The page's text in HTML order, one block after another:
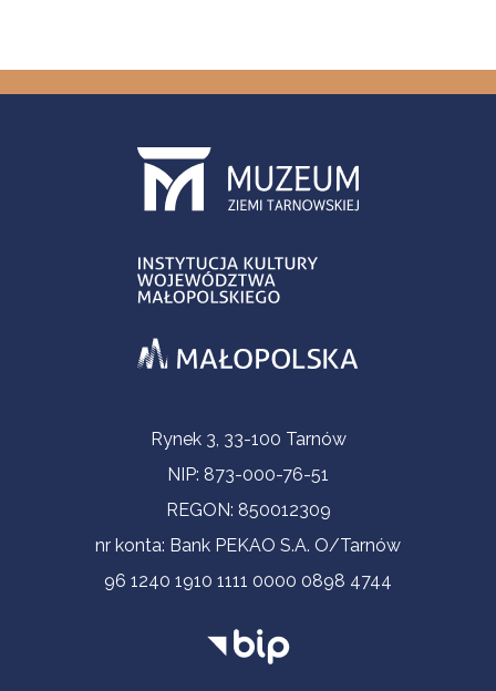
Informacje kontaktoweRynek 3, 33-100 Tarnów
NIP: 873-000-76-51
REGON: 850012309
nr konta: Bank PEKAO S.A. O/Tarnów
96 1240 1910 1111 0000 0898 4744